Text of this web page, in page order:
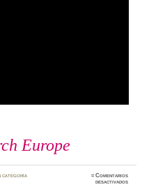
Europe
categoría ≈Comentarios
desactivadosen